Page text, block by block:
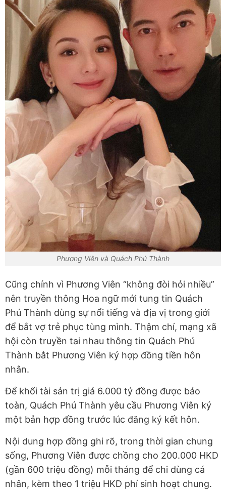
Phương Viên và Quách Phú Thành
Cũng chính vì Phương Viên “không đòi hỏi nhiều”
nên truyền thông Hoa ngữ mới tung tin Quách
Phú Thành dùng sự nổi tiếng và địa vị trong giới
để bắt vợ trẻ phục tùng mình. Thậm chí, mạng xã
hội còn truyền tai nhau thông tin Quách Phú
Thành bắt Phương Viên ký hợp đồng tiền hôn
nhân.
Để khối tài sản trị giá 6.000 tỷ đồng được bảo
toàn, Quách Phú Thành yêu cầu Phương Viên ký
một bản hợp đồng trước lúc đăng ký kết hôn.
Nội dung hợp đồng ghi rõ, trong thời gian chung
sống, Phương Viên được chồng cho 200.000 HKD
(gần 600 triệu đồng) mỗi tháng để chi dùng cá
nhân, kèm theo 1 triệu HKD phí sinh hoạt chung.